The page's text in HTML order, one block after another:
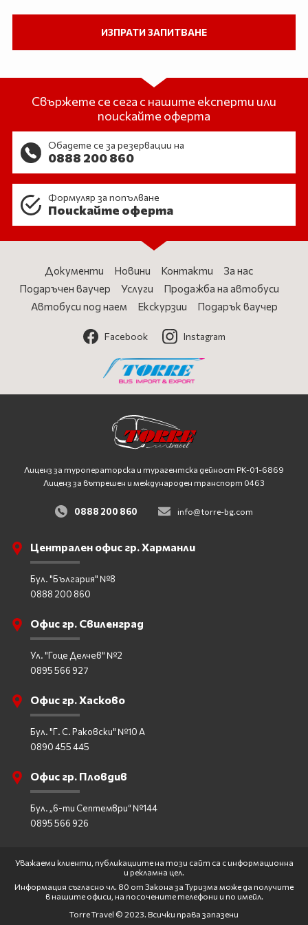
Свържете се сега с нашите експерти или
поискайте оферта
Обадете се за резервации на
0888 200 860
Формуляр за попълване
Поискайте оферта
Документи Новини Контакти
За нас
Подаръчен ваучер
Услуги
Продажба на автобуси
Автобуси под наем
Екскурзии Подарък ваучер
Facebook Instagram
Лиценз за туроператорска и турагентска дейност PK-01-6869
Лиценз за вътрешен и международен транспорт 0463
0888 200 860 info@torre-bg.com
Централен офис гр. Харманли
Бул. "България" №8
0888 200 860
Офис гр. Свиленград
Ул. "Гоце Делчев" №2
0895 566 927
Офис гр. Хасково
Бул. "Г. С. Раковски" №10 А
0890 455 445
Офис гр. Пловдив
Бул. „6-ти Септември“ №144
0895 566 926
Уважаеми клиенти, публикациите на този сайт са с информационна
и рекламна цел.
Информация съгласно чл. 80 от Закона за Туризма може да получите
в нашите офиси, на посочените телефони и по имейл.
Torre Travel © 2023. Всички права запазени